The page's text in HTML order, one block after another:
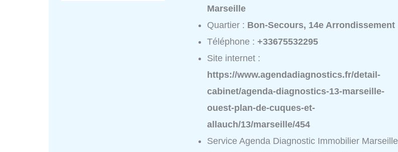
Marseille
Quartier : Bon-Secours, 14e Arrondissement
Téléphone :+33675532295
Site internet :
https://www.agendadiagnostics.fr/detail-
cabinet/agenda-diagnostics-13-marseille-
ouest-plan-de-cuques-et-
allauch/13/marseille/454
Service Agenda Diagnostic Immobilier Marseille